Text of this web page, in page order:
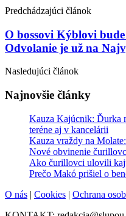
Predchádzajúci článok
O bossovi Kýblovi
Odvolanie je už na
Nasledujúci článok
Najnovšie články
Kauza Kajúcnik: Ďurka
teréne aj v kancelárii
Kauza vraždy na
Nové obvinenie
Ako čurillovci ulovili
Prečo Makó prišiel o
O nás | Cookies | Ochrana